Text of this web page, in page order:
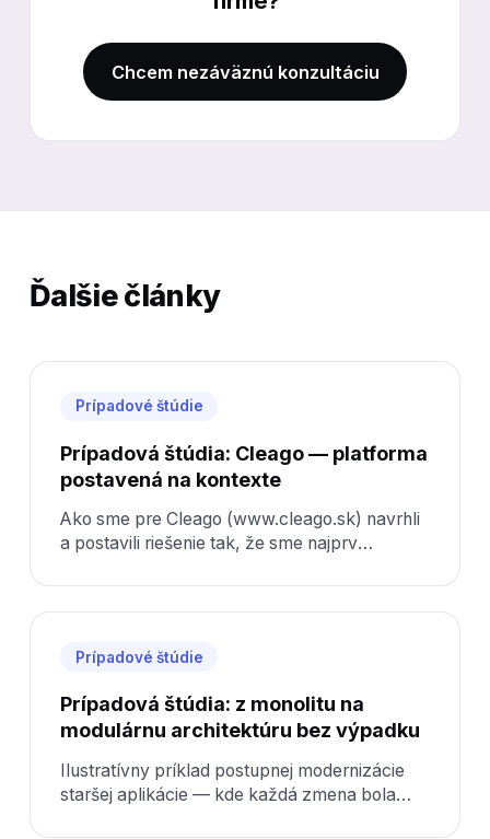
Chcem nezáväznú konzultáciu
Ďalšie články
Prípadové štúdie
Prípadová štúdia: Cleago — platforma
postavená na kontexte
Ako sme pre Cleago (www.cleago.sk) navrhli
a postavili riešenie tak, že sme najprv
Prípadové štúdie
Prípadová štúdia: z monolitu na
modulárnu architektúru bez výpadku
Ilustratívny príklad postupnej modernizácie
staršej aplikácie — kde každá zmena bola